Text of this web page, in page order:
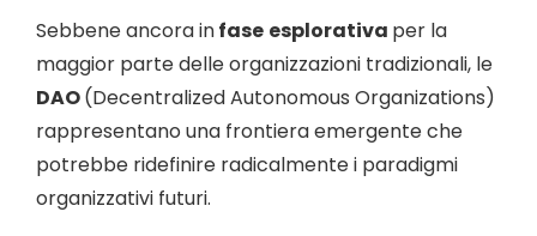
Sebbene ancora infase esplorativa per la
maggior parte delle organizzazioni tradizionali, le
DAO(Decentralized Autonomous Organizations)
rappresentano una frontiera emergente che
potrebbe ridefinire radicalmente i paradigmi
organizzativi futuri.